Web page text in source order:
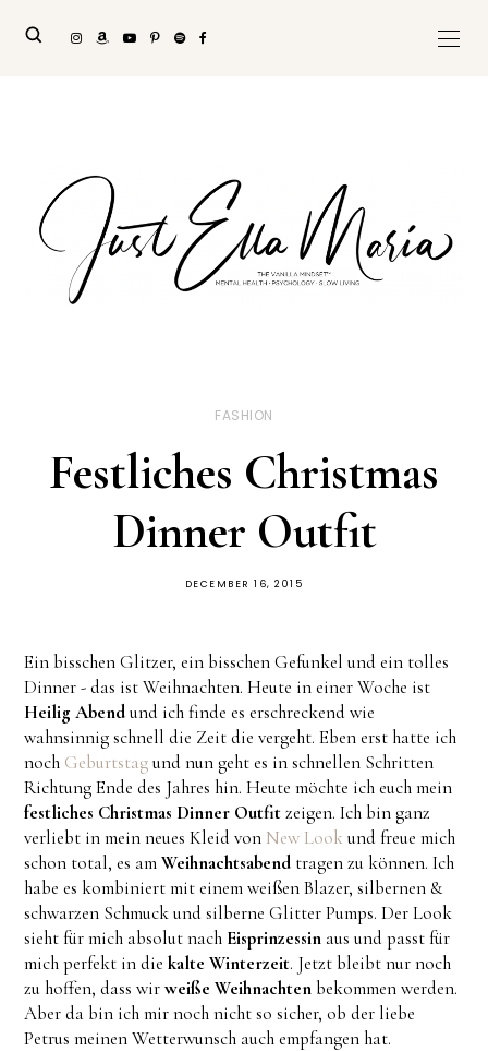
FASHION
Festliches Christmas
Dinner Outfit
DECEMBER 16, 2015
Ein bisschen Glitzer, ein bisschen Gefunkel und ein tolles
Dinner - das ist Weihnachten. Heute in einer Woche ist
Heilig Abendund ich finde es erschreckend wie
wahnsinnig schnell die Zeit die vergeht. Eben erst hatte ich
noch Geburtstagund nun geht es in schnellen Schritten
Richtung Ende des Jahres hin. Heute möchte ich euch mein
festliches Christmas Dinner Outfitzeigen. Ich bin ganz
verliebt in mein neues Kleid von New Look und freue mich
schon total, es amWeihnachtsabend tragen zu können. Ich
habe es kombiniert mit einem weißen Blazer, silbernen &
schwarzen Schmuck und silberne Glitter Pumps. Der Look
sieht für mich absolut nach Eisprinzessin aus und passt für
mich perfekt in diekalte Winterzeit. Jetzt bleibt nur noch
zu hoffen, dass wirweiße Weihnachtenbekommen werden.
Aber da bin ich mir noch nicht so sicher, ob der liebe
Petrus meinen Wetterwunsch auch empfangen hat.